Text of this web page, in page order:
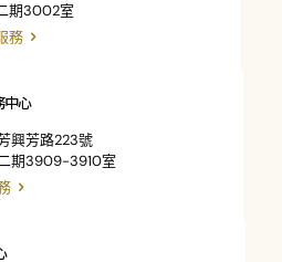
期3002室
務
中心
興芳路223號
期3909-3910室